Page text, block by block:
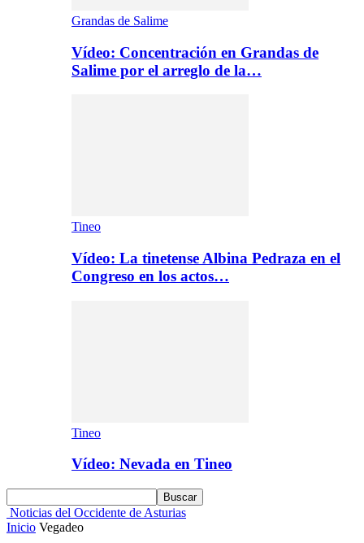
Grandas de Salime
Vídeo: Concentración en Grandas de
Salime por el arreglo de la…
Tineo
Vídeo: La tinetense Albina Pedraza en el
Congreso en los actos…
Tineo
Vídeo: Nevada en Tineo
Noticias del Occidente de Asturias
Inicio Vegadeo